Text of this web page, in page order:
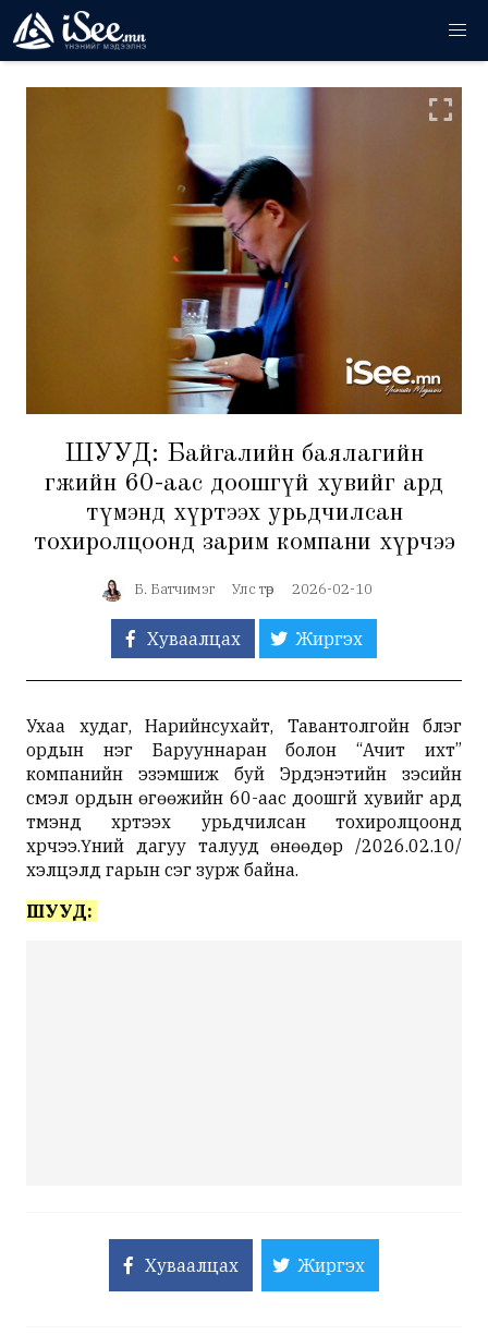
ШУУД: Байгалийн баялагийн
өгөөжийн 60-аас доошгүй хувийг ард
түмэнд хүртээх урьдчилсан
тохиролцоонд зарим компани хүрчээ
Б. Батчимэг Улс төр 2026-02-10
Хуваалцах Жиргэх
Ухаа худаг, Нарийнсухайт, Тавантолгойн бүлэг
ордын нэг Барууннаран болон “Ачит ихт”
компанийн эзэмшиж буй Эрдэнэтийн зэсийн
үүсмэл ордын өгөөжийн 60-аас доошгүй хувийг ард
түмэнд хүртээх урьдчилсан тохиролцоонд
хүрчээ.Үүний дагуу талууд өнөөдөр /2026.02.10/
хэлцэлд гарын үсэг зурж байна.
ШУУД:
Хуваалцах Жиргэх